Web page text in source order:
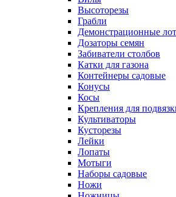
Высоторезы
Грабли
Демонстрационные
Дозаторы семян
Забиватели столбов
Катки для газона
Контейнеры садовые
Конусы
Косы
Крепления для
Культиваторы
Кусторезы
Лейки
Лопаты
Мотыги
Наборы садовые
Ножи